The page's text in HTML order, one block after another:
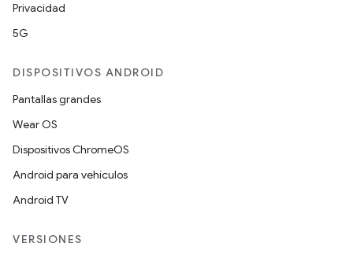
Privacidad
5G
DISPOSITIVOS ANDROID
Pantallas grandes
Wear OS
Dispositivos ChromeOS
Android para vehículos
Android TV
VERSIONES